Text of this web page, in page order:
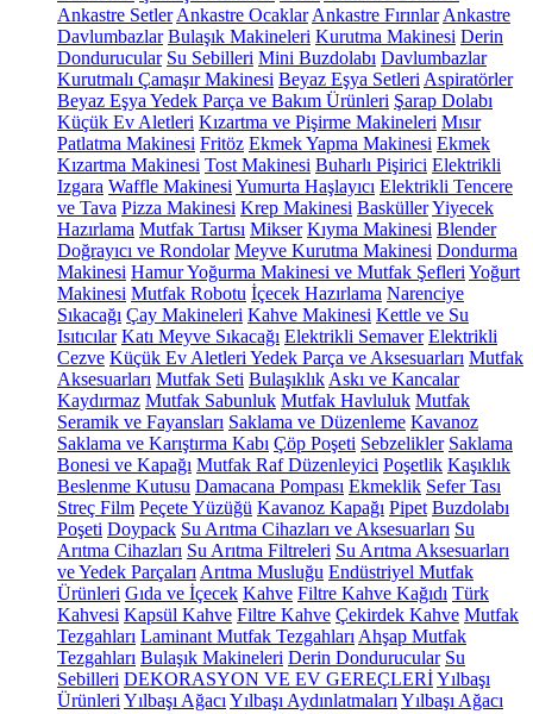
Ankastre Setler Ankastre Ocaklar Ankastre Fırınlar Ankastre
Davlumbazlar Bulaşık Makineleri Kurutma Makinesi Derin
Dondurucular Su Sebilleri Mini Buzdolabı Davlumbazlar
Kurutmalı Çamaşır Makinesi Beyaz Eşya Setleri Aspiratörler
Beyaz Eşya Yedek Parça ve Bakım Ürünleri Şarap Dolabı
Küçük Ev Aletleri Kızartma ve Pişirme Makineleri Mısır
Patlatma Makinesi Fritöz Ekmek Yapma Makinesi Ekmek
Kızartma Makinesi Tost Makinesi Buharlı Pişirici Elektrikli
Izgara Waffle Makinesi Yumurta Haşlayıcı Elektrikli Tencere
ve Tava Pizza Makinesi Krep Makinesi BasküllerYiyecek
Hazırlama Mutfak Tartısı Mikser Kıyma Makinesi Blender
Doğrayıcı ve Rondolar Meyve Kurutma Makinesi Dondurma
Makinesi Hamur Yoğurma Makinesi ve Mutfak Şefleri Yoğurt
Makinesi Mutfak Robotu İçecek Hazırlama Narenciye
Sıkacağı Çay Makineleri Kahve Makinesi Kettle ve Su
Isıtıcılar Katı Meyve Sıkacağı Elektrikli Semaver Elektrikli
Cezve Küçük Ev Aletleri Yedek Parça ve Aksesuarları Mutfak
Aksesuarları Mutfak Seti Bulaşıklık Askı ve Kancalar
Kaydırmaz Mutfak Sabunluk Mutfak Havluluk Mutfak
Seramik ve Fayansları Saklama ve Düzenleme Kavanoz
Saklama ve Karıştırma Kabı Çöp Poşeti Sebzelikler Saklama
Bonesi ve Kapağı Mutfak Raf Düzenleyici Poşetlik Kaşıklık
Beslenme Kutusu Damacana Pompası Ekmeklik Sefer Tası
Streç Film Peçete Yüzüğü Kavanoz Kapağı Pipet Buzdolabı
Poşeti Doypack Su Arıtma Cihazları ve Aksesuarları Su
Arıtma Cihazları Su Arıtma Filtreleri Su Arıtma Aksesuarları
ve Yedek Parçaları Arıtma Musluğu Endüstriyel Mutfak
Ürünleri Gıda ve İçecek Kahve Filtre Kahve Kağıdı Türk
Kahvesi Kapsül Kahve Filtre Kahve Çekirdek Kahve Mutfak
Tezgahları Laminant Mutfak Tezgahları Ahşap Mutfak
Tezgahları Bulaşık Makineleri Derin Dondurucular Su
Sebilleri DEKORASYON VE EV GEREÇLERİYılbaşı
Ürünleri Yılbaşı Ağacı Yılbaşı Aydınlatmaları Yılbaşı Ağacı